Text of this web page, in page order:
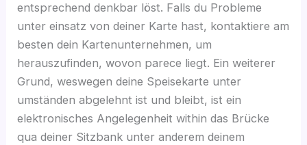
entsprechend denkbar löst. Falls du Probleme
unter einsatz von deiner Karte hast, kontaktiere am
besten dein Kartenunternehmen, um
herauszufinden, wovon parece liegt. Ein weiterer
Grund, weswegen deine Speisekarte unter
umständen abgelehnt ist und bleibt, ist ein
elektronisches Angelegenheit within das Brücke
qua deiner Sitzbank unter anderem deinem